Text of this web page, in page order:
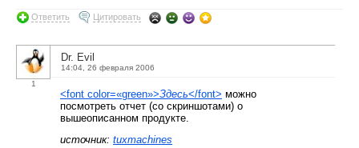
Ответить Цитировать
1
Dr. Evil
14:04, 26 февраля 2006
<font color=«green»>Здесь</font> можно
посмотреть отчет (со скриншотами) о
вышеописанном продукте.
источник: tuxmachines